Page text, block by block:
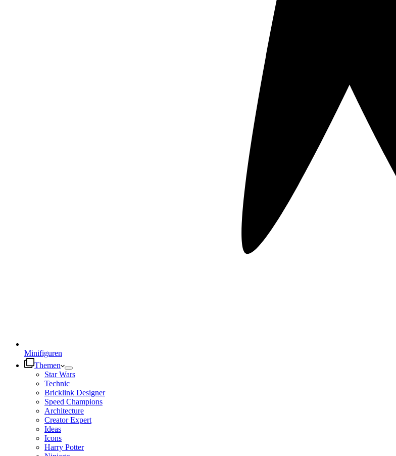
Minifiguren
Themen
Star Wars
Technic
Bricklink Designer
Speed Champions
Architecture
Creator Expert
Ideas
Icons
Harry Potter